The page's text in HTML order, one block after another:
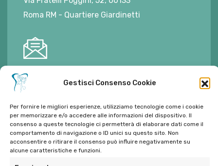
Gestisci Consenso Cookie
Per fornire le migliori esperienze, utilizziamo tecnologie come i cookie
per memorizzare e/o accedere alle informazioni del dispositivo. Il
consenso a queste tecnologie ci permetterà di elaborare dati come il
comportamento di navigazione o ID unici su questo sito. Non
acconsentire o ritirare il consenso può influire negativamente su
alcune caratteristiche e funzioni.
Roma RM - Quartiere Giardinetti
E-mail:
Tel:06 272342
Tel:393 9810086